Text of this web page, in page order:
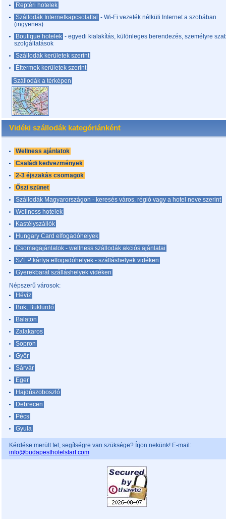
Reptéri hotelek
Szállodák Internetkapcsolattal - Wi-Fi vezeték nélküli Internet a szobában
(ingyenes)
Boutique hotelek - egyedi kialakítás, különleges berendezés, személyre
szolgáltatások
Szállodák kerületek szerint
Éttermek kerületek szerint
Szállodák a térképen
Vidéki szállodák kategóriánként
Wellness ajánlatok
Családi kedvezmények
2-3 éjszakás csomagok
Őszi szünet
Szállodák Magyarországon - keresés város, régió vagy a hotel neve szerint
Wellness hotelek
Kastélyszállók
Hungary Card elfogadóhelyek
Csomagajánlatok - wellness szállodák akciós ajánlatai
SZÉP kártya elfogadóhelyek - szálláshelyek vidéken
Gyerekbarát szálláshelyek vidéken
Népszerű városok:
Hévíz
Bük, Bükfürdő
Balaton
Zalakaros
Sopron
Győr
Sárvár
Eger
Hajdúszoboszló
Debrecen
Pécs
Gyula
Kérdése merült fel, segítségre van szüksége? Írjon nekünk! E-mail:
info@budapesthotelstart.com